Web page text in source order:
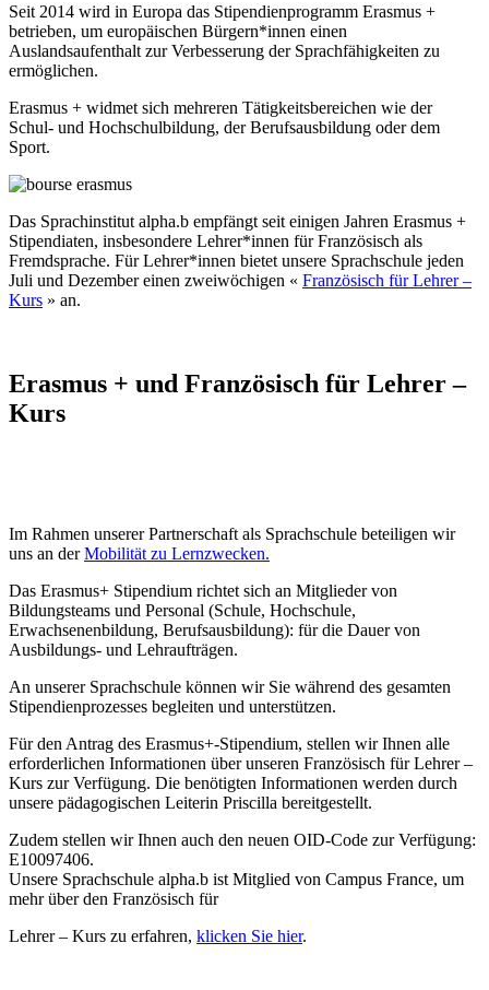
Seit 2014 wird in Europa das Stipendienprogramm Erasmus +
betrieben, um europäischen Bürgern*innen einen
Auslandsaufenthalt zur Verbesserung der Sprachfähigkeiten zu
ermöglichen.
Erasmus + widmet sich mehreren Tätigkeitsbereichen wie der
Schul- und Hochschulbildung, der Berufsausbildung oder dem
Sport.
Das Sprachinstitut alpha.b empfängt seit einigen Jahren Erasmus +
Stipendiaten, insbesondere Lehrer*innen für Französisch als
Fremdsprache. Für Lehrer*innen bietet unsere Sprachschule jeden
Juli und Dezember einen zweiwöchigen « Französisch für Lehrer –
Kurs » an.
Erasmus + und Französisch für Lehrer –
Kurs
Im Rahmen unserer Partnerschaft als Sprachschule beteiligen wir
uns an derMobilität zu Lernzwecken.
Das Erasmus+ Stipendium richtet sich an Mitglieder von
Bildungsteams und Personal (Schule, Hochschule,
Erwachsenenbildung, Berufsausbildung): für die Dauer von
Ausbildungs- und Lehraufträgen.
An unserer Sprachschule können wir Sie während des gesamten
Stipendienprozesses begleiten und unterstützen.
Für den Antrag des Erasmus+-Stipendium, stellen wir Ihnen alle
erforderlichen Informationen über unseren Französisch für Lehrer –
Kurs zur Verfügung. Die benötigten Informationen werden durch
unsere pädagogischen Leiterin Priscilla bereitgestellt.
Zudem stellen wir Ihnen auch den neuen OID-Code zur Verfügung:
E10097406.
Unsere Sprachschule alpha.b ist Mitglied von Campus France, um
mehr über den Französisch für
Lehrer – Kurs zu erfahren, klicken Sie hier.